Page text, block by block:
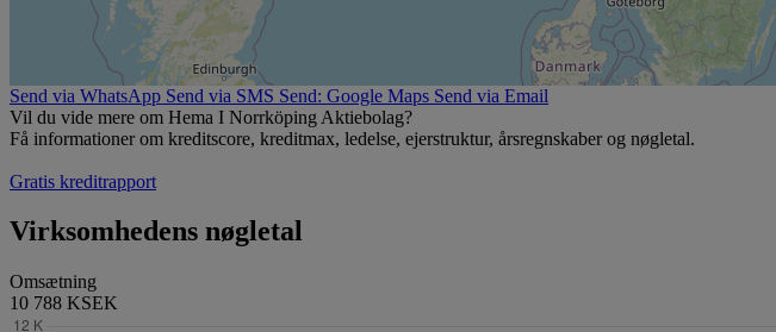
Send via WhatsApp Send via SMS Send: Google Maps Send via Email
Vil du vide mere om Hema I Norrköping Aktiebolag?
Få informationer om kreditscore, kreditmax, ledelse, ejerstruktur, årsregnskaber og nøgletal.
Gratis kreditrapport
Virksomhedens nøgletal
Omsætning
10 788 KSEK